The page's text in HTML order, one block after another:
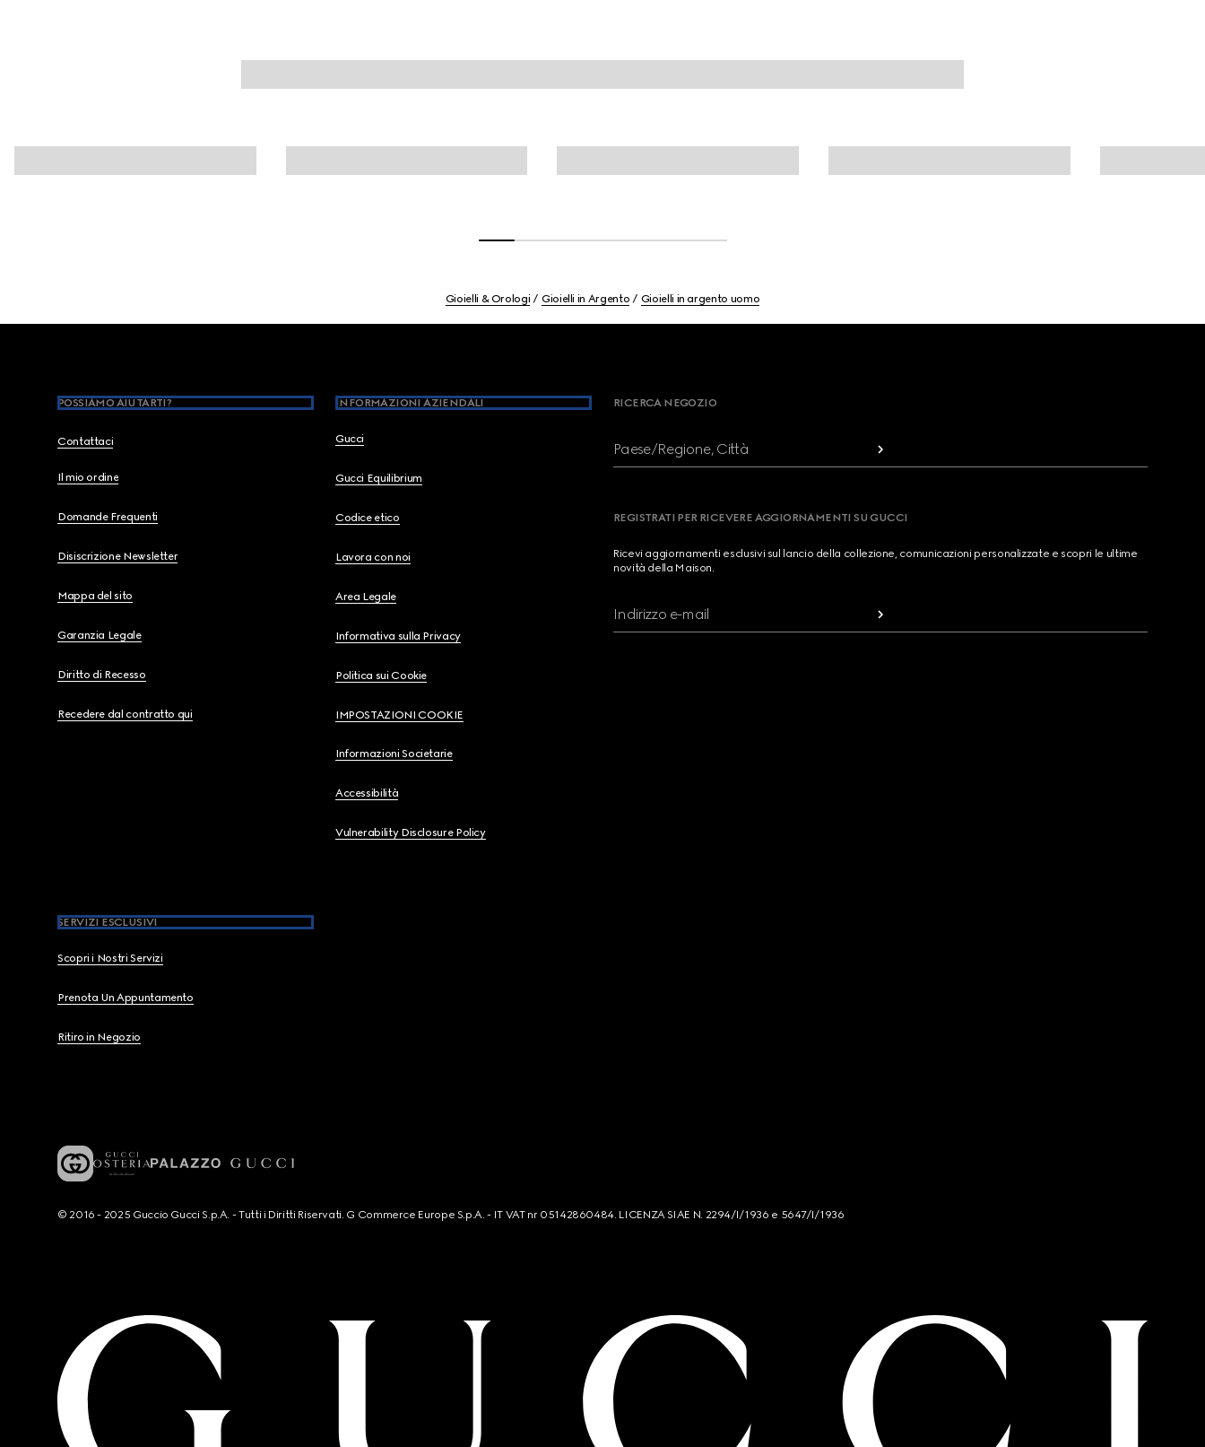
Gioielli & Orologi Gioielli in Argento Gioielli in argento uomo
POSSIAMO AIUTARTI?
Contattaci
Il mio ordine
Domande Frequenti
Disiscrizione Newsletter
Mappa del sito
Garanzia Legale
Diritto di Recesso
Recedere dal contratto qui
INFORMAZIONI AZIENDALI
Gucci
Gucci Equilibrium
Codice etico
Lavora con noi
Area Legale
Informativa sulla Privacy
Politica sui Cookie
IMPOSTAZIONI COOKIE
Informazioni Societarie
Accessibilità
Vulnerability Disclosure Policy
SERVIZI ESCLUSIVI
Scopri i Nostri Servizi
Prenota Un Appuntamento
Ritiro in Negozio
RICERCA NEGOZIO
Paese/Regione, Città
REGISTRATI PER RICEVERE AGGIORNAMENTI SU GUCCI
Ricevi aggiornamenti esclusivi sul lancio della collezione, comunicazioni personalizzate e scopri le ultime
novità della Maison.
Indirizzo e-mail
© 2016 - 2025 Guccio Gucci S.p.A. - Tutti i Diritti Riservati. G Commerce Europe S.p.A. - IT VAT nr 05142860484. LICENZA SIAE N. 2294/I/1936 e 5647/I/1936